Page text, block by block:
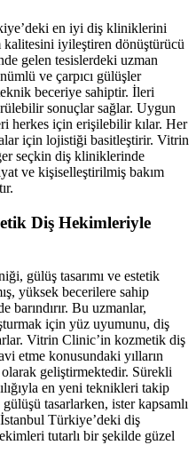
en iyi diş kliniklerini
kalitesini iyileştiren dönüştürücü
gelen tesislerdeki uzman
ve çarpıcı gülüşler
beceriye sahiptir. İleri
sonuçlar sağlar. Uygun
herkes için erişilebilir kılar. Her
için lojistiği basitleştirir. Vitrin
seçkin diş kliniklerinde
ve kişiselleştirilmiş bakım
Diş Hekimleriyle
gülüş tasarımı ve estetik
yüksek becerilere sahip
barındırır. Bu uzmanlar,
için yüz uyumunu, diş
Vitrin Clinic’in kozmetik diş
etme konusundaki yılların
geliştirmektedir. Sürekli
en yeni teknikleri takip
tasarlarken, ister kapsamlı
Türkiye’deki diş
tutarlı bir şekilde güzel